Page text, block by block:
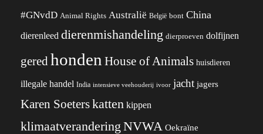
#GNvdD Animal Rights Australië België bont China
dierenleed dierenmishandeling dierproeven dolfijnen
gered honden House of Animals huisdieren
illegale handel India intensieve veehouderij ivoor jacht jagers
Karen Soeterskatten kippen
klimaatverandering NVWA Oekraïne